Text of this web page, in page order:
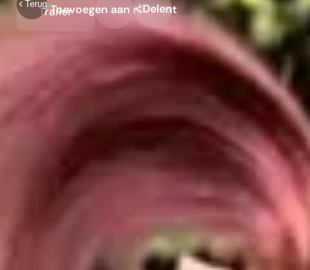
Terug
Trailer
Toevoegen aan mijn lijst
Delen